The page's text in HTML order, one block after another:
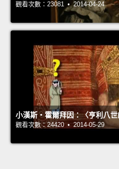
觀看次數：23081 • 2014-04-24
小漢斯‧霍爾拜因：〈亨利八世
觀看次數：24420 • 2014-05-29